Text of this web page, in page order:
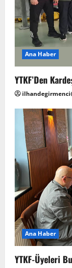
Ana Haber
YTKF’Den
Ana Haber
YTKF-Üyeleri